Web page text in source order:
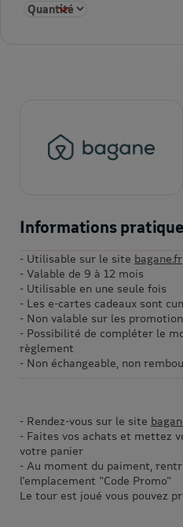
Sélectionner la quantité pour
Informations
- Utilisable sur le site bagane.fr
- Valable de 9 à 12 mois
- Utilisable en une seule fois
- Les e-cartes cadeaux sont
- Non valable sur les
- Possibilité de compléter le
règlement
- Non échangeable, non
- Rendez-vous sur le site
- Faites vos achats et mettez
votre panier
- Au moment du paiment,
l'emplacement "Code Promo"
Le tour est joué vous pouvez